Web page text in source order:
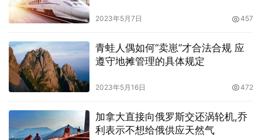
2023年5月7日 457
青蛙人偶如何“卖崽”才合法合规 应
遵守地摊管理的具体规定
2023年5月16日 472
加拿大直接向俄罗斯交还涡轮机,乔
利表示不想给俄供应天然气